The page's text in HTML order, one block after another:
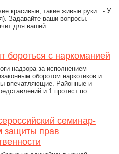
красивые, такие живые руки...- У
Задавайте ваши вопросы. -
для вашей...
бороться с наркоманией
надзора за исполнением
оборотом наркотиков и
впечатляющие. Районные и
и 1 протест по...
семинар-
защиты прав